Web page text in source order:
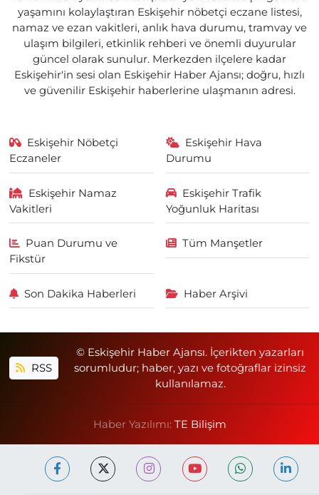
yaşamını kolaylaştıran Eskişehir nöbetçi eczane listesi,
namaz ve ezan vakitleri, anlık hava durumu, tramvay ve
ulaşım bilgileri, etkinlik rehberi ve önemli duyurular
güncel olarak sunulur. Merkezden ilçelere kadar
Eskişehir'in sesi olan Eskişehir Haber Ajansı; doğru, hızlı
ve güvenilir Eskişehir haberlerine ulaşmanın adresi.
Eskişehir Nöbetçi
Eczaneler
Eskişehir Hava
Durumu
Eskişehir Namaz
Vakitleri
Eskişehir Trafik
Yoğunluk Haritası
Puan Durumu ve
Fikstür
Tüm Manşetler
Son Dakika Haberleri Haber Arşivi
RSS
© Eskişehir Haber Ajansı. İçerikten yazarları
sorumludur; haber, yazı ve fotoğraflar izinsiz
kullanılamaz.
Haber Yazılımı: TE Bilişim